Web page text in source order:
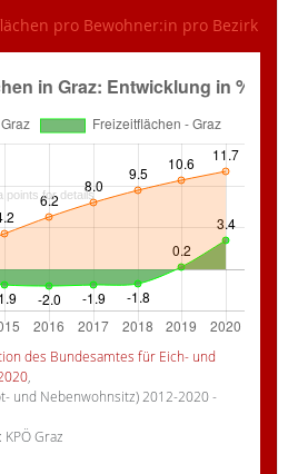
pro Bewohner:in pro Bezirk
des Bundesamtes für Eich- und
,
und Nebenwohnsitz) 2012-2020 -
Graz